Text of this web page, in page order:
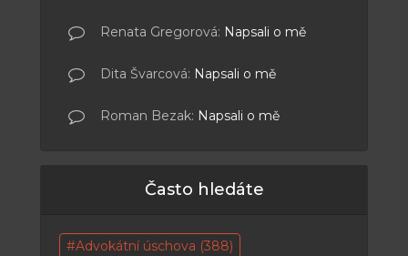
Renata Gregorová: Napsali o mě
Dita Švarcová: Napsali o mě
Roman Bezak: Napsali o mě
Často hledáte
Advokátní úschova (388)